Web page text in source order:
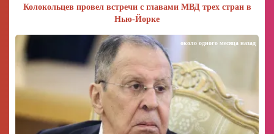
Колокольцев провел встречи с главами МВД трех стран в
Нью-Йорке
около одного месяца назад